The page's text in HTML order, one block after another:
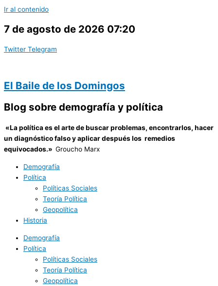
Ir al contenido
7 de agosto de 2026 07:20
Twitter Telegram
El Baile de los Domingos
Blog sobre demografía y política
«La política es el arte de buscar problemas, encontrarlos, hacer
un diagnóstico falso y aplicar después los remedios
equivocados.» Groucho Marx
Demografía
Política
Políticas Sociales
Teoría Política
Geopolítica
Historia
Demografía
Política
Políticas Sociales
Teoría Política
Geopolítica